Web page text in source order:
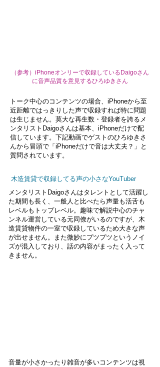
（参考）iPhoneオンリーで収録しているDaigoさん
に音声品質を意見するひろゆきさん
トーク中心のコンテンツの場合、iPhoneから至
近距離ではっきりした声で収録すれば特に問題
は生じません。莫大な再生数・登録者を誇るメ
ンタリストDaigoさんは基本、iPhoneだけで配
信しています。下記動画でゲストのひろゆきさ
んから冒頭で「iPhoneだけで音は大丈夫？」と
質問されています。
木造賃貸で収録してる声の小さなYouTuber
メンタリストDaigoさんはタレントとして活躍し
た期間も長く、一般人と比べたら声量も活舌も
レベルもトップレベル。趣味で解説中心のチャ
ンネル運営している元同僚がいるのですが、木
造賃貸物件の一室で収録しているため大きな声
が出せません。また微妙にプツプツというノイ
ズが混入しており、話の内容がまったく入って
きません。
音量が小さかったり雑音が多いコンテンツは視